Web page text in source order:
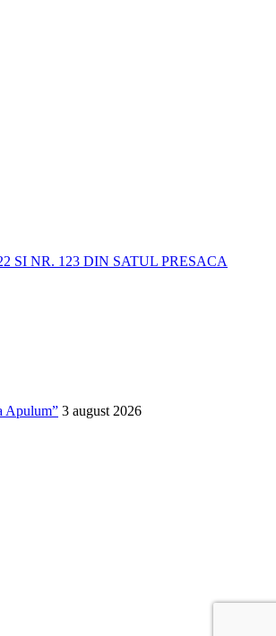
SI NR. 123 DIN SATUL PRESACA
Apulum” 3 august 2026